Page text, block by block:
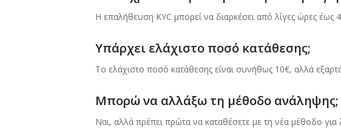
Η επαλήθευση KYC μπορεί να διαρκέσει από λίγες ώρες
Υπάρχει ελάχιστο ποσό κατάθεσης;
Το ελάχιστο ποσό κατάθεσης είναι συνήθως 10€, αλλά
Μπορώ να αλλάξω τη μέθοδο ανάληψης;
Ναι, αλλά πρέπει πρώτα να καταθέσετε με τη νέα μέθοδο για